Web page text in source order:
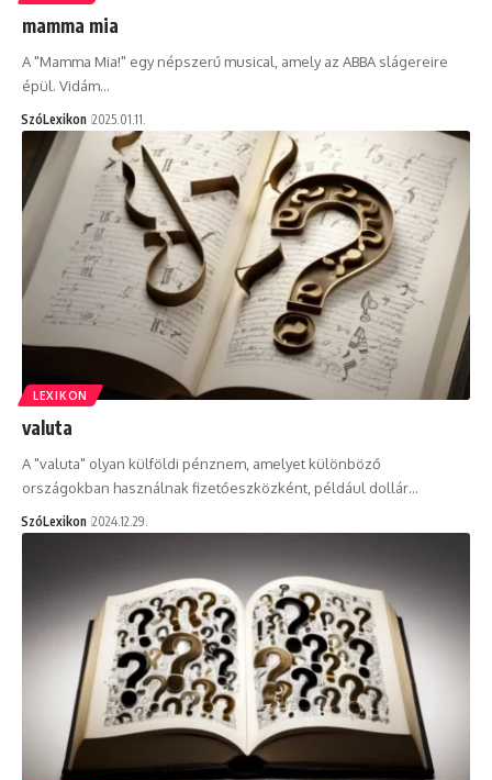
mamma mia
A "Mamma Mia!" egy népszerű musical, amely az ABBA slágereire
épül. Vidám…
SzóLexikon 2025.01.11.
LEXIKON
valuta
A "valuta" olyan külföldi pénznem, amelyet különböző
országokban használnak fizetőeszközként, például dollár…
SzóLexikon 2024.12.29.